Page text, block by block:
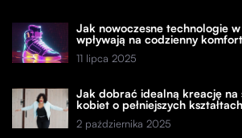
Jak nowoczesne technologie
wpływają na codzienny
11 lipca 2025
Jak dobrać idealną kreację na
kobiet o pełniejszych
2 października 2025